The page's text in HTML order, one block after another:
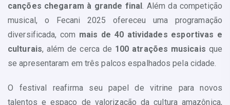
canções chegaram à grande final . Além da competição
musical, o Fecani 2025 ofereceu uma programação
diversificada, com mais de 40 atividades esportivas e
culturais, além de cerca de 100 atrações musicais que
se apresentaram em três palcos espalhados pela cidade.
O festival reafirma seu papel de vitrine para novos
talentos e espaço de valorização da cultura amazônica,